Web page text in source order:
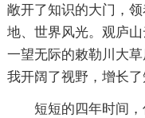
敞开了知识的大门，
地、世界风光。观庐
一望无际的敕勒川大
我开阔了视野，增长了
短短的四年时间，